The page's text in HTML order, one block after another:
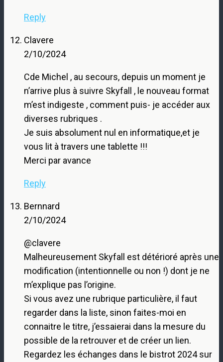
Reply
Clavere
2/10/2024
Cde Michel , au secours, depuis un moment je
n’arrive plus à suivre Skyfall , le nouveau format
m’est indigeste , comment puis- je accéder aux
diverses rubriques .
Je suis absolument nul en informatique,et je
vous lit à travers une tablette !!!
Merci par avance
Reply
Bernnard
2/10/2024
@clavere
Malheureusement Skyfall est détérioré après une
modification (intentionnelle ou non !) dont je ne
m’explique pas l’origine.
Si vous avez une rubrique particulière, il faut
regarder dans la liste, sinon faites-moi en
connaitre le titre, j’essaierai dans la mesure du
possible de la retrouver et de créer un lien.
Regardez les échanges dans le bistrot 2024 sur